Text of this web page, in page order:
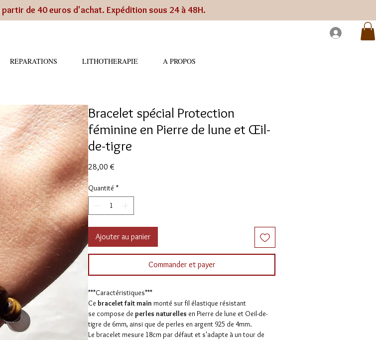
de 40 euros d'achat. Expédition sous 24 à 48H.
REPARATIONS LITHOTHERAPIE A PROPOS
Bracelet spécial Protection
féminine en Pierre de lune et Œil-
de-tigre
28,00 €
Quantité *
Ajouter au panier
Commander et payer
***Caractéristiques***
Ce bracelet fait main monté sur fil élastique résistant
se compose de perles naturelles en Pierre de lune et Oeil-de-
tigre de 6mm, ainsi que de perles en argent 925 de 4mm.
Le bracelet mesure 18cm par défaut et s'adapte à un tour de